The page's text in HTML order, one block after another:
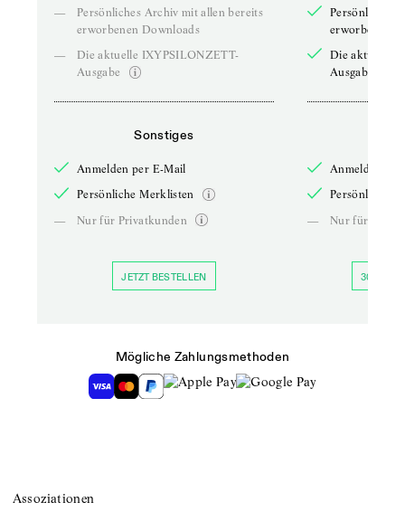
—
Persönliches Archiv mit allen bereits
erworbenen Downloads
—
Die aktuelle IXYPSILONZETT-
Ausgabe
Sonstiges
Anmelden per E-Mail
Persönliche Merklisten
—
Nur für Privatkunden
JETZT BESTELLEN
Persönliches
erworbenen
Die aktuelle
Ausgabe
Anmelden
Persönliche
—
Nur für
30 TAGE
Mögliche Zahlungsmethoden
Assoziationen